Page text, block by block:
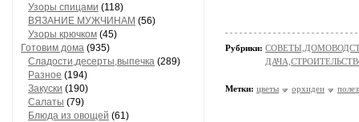
Узоры спицами (118)
ВЯЗАНИЕ МУЖЧИНАМ (56)
Узоры крючком (45)
Готовим дома (935)
Сладости,десерты,выпечка (289)
Разное (194)
Закуски (190)
Салаты (79)
Блюда из овощей (61)
Рубрики:
Метки: цветы орхидеи